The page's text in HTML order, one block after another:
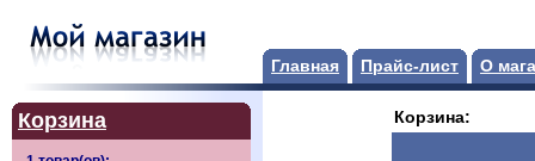
Главная Прайс-лист О
Корзина Корзина: